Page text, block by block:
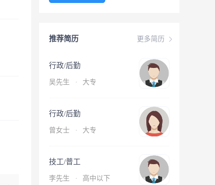
更多简历
推荐简历
行政/后勤
吴先生 · 大专
行政/后勤
曾女士 · 大专
技工/普工
李先生 · 高中以下